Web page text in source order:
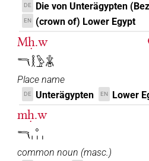
DE Die von Unterägypten
EN (crown of) Lower Egypt
Mḥ.w
𓎔𓎛𓅱𓇇
Place name
DE Unterägypten EN Lower
mḥ.w
𓎔𓈒𓏥
common noun (masc.)